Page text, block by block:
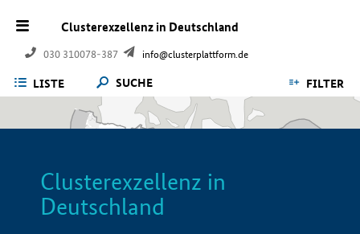
Clusterexzellenz in Deutschland
030 310078-387 info@clusterplattform.de
LISTE SUCHE FILTER
Clusterexzellenz in
Deutschland